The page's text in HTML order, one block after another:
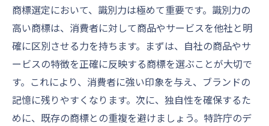
商標選定において、識別力は極めて重要です。識別力の
高い商標は、消費者に対して商品やサービスを他社と明
確に区別させる力を持ちます。まずは、自社の商品やサ
ービスの特徴を正確に反映する商標を選ぶことが大切で
す。これにより、消費者に強い印象を与え、ブランドの
記憶に残りやすくなります。次に、独自性を確保するた
めに、既存の商標との重複を避けましょう。特許庁のデ